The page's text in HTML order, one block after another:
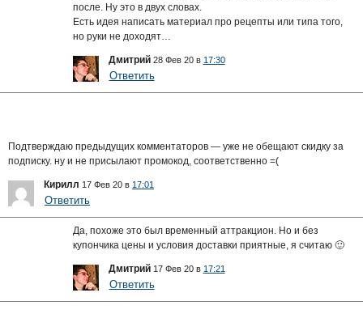
после. Ну это в двух словах.
Есть идея написать материал про рецепты или типа того,
но руки не доходят…
Дмитрий 28 Фев 20 в 17:30
Ответить
Подтверждаю предыдущих комментаторов — уже не обещают скидку за
подписку. ну и не присылают промокод, соответственно =(
Кирилл 17 Фев 20 в 17:01
Ответить
Да, похоже это был временный аттракцион. Но и без
купончика цены и условия доставки приятные, я считаю 🙂
Дмитрий 17 Фев 20 в 17:21
Ответить